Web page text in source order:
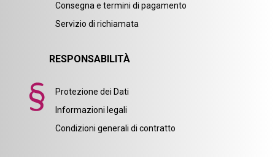
Consegna e termini di pagamento
Servizio di richiamata
RESPONSABILITÀ
Protezione dei Dati
Informazioni legali
Condizioni generali di contratto